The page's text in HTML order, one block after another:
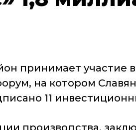
принимает
на котором
11
производства,